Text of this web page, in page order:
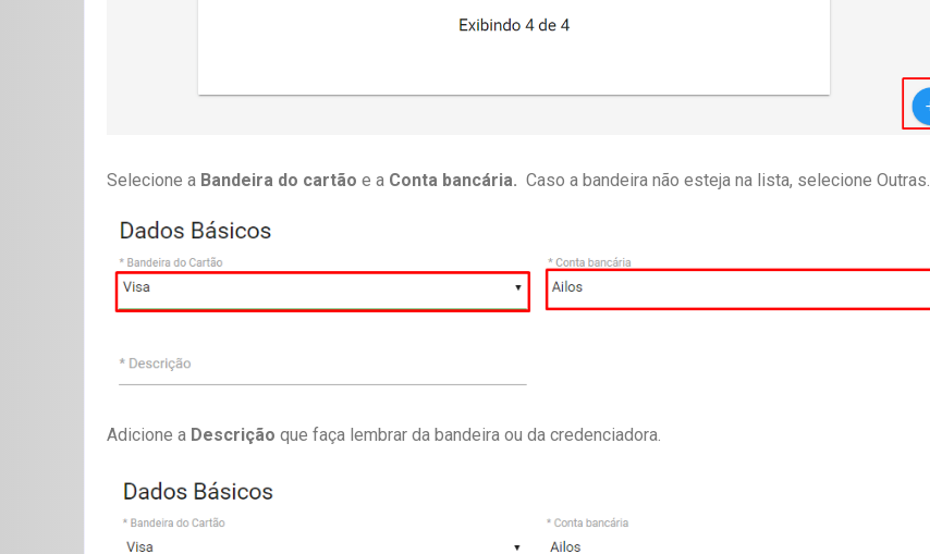
Selecione a Bandeira do cartão e a Conta bancária. Caso a bandeira não esteja na lista, selecione Outras.
Adicione a Descrição que faça lembrar da bandeira ou da credenciadora.